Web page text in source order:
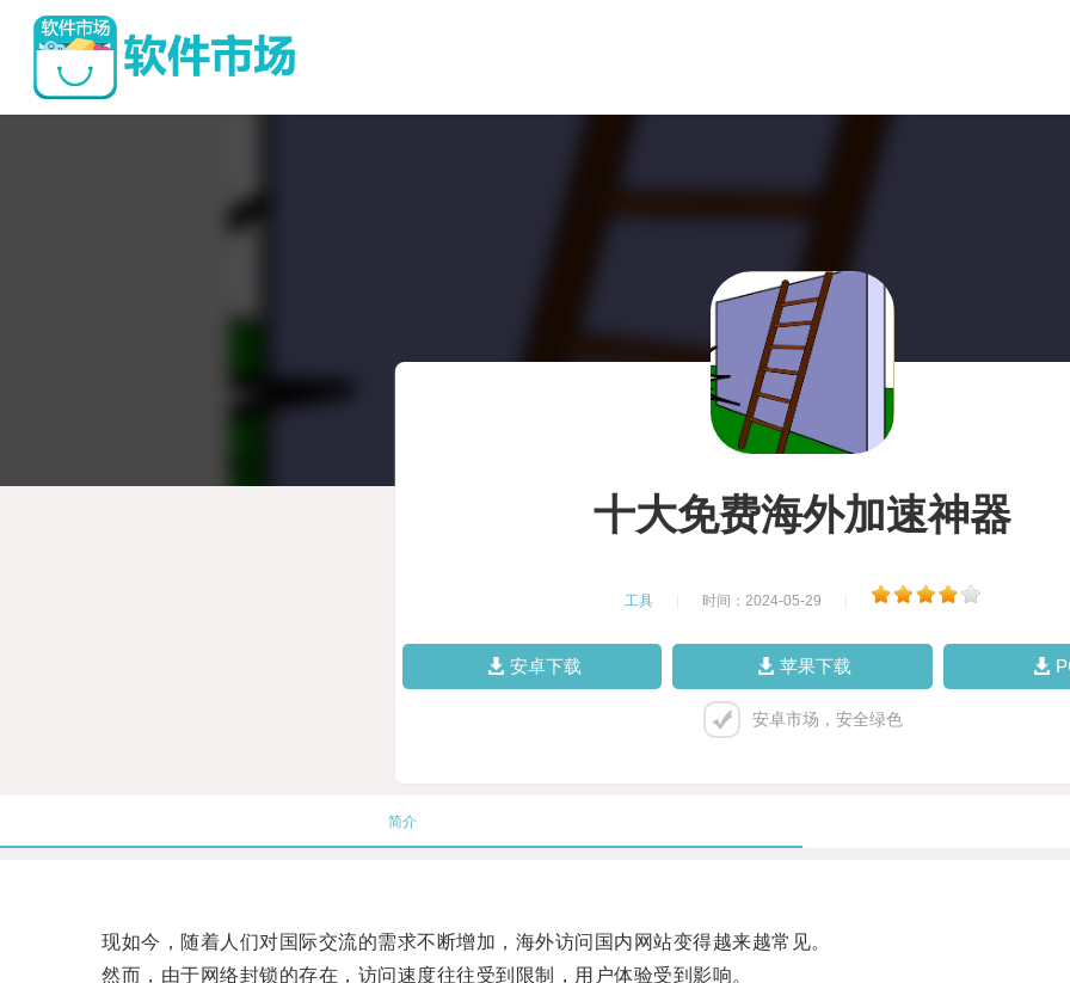
十大免费海外加速神器
工具 时间：2024-05-29
安卓下载 苹果下载
安卓市场，安全绿色
简介
现如今，随着人们对国际交流的需求不断增加，海外访问国内网站变得越来越常见。
然而，由于网络封锁的存在，访问速度往往受到限制，用户体验受到影响。